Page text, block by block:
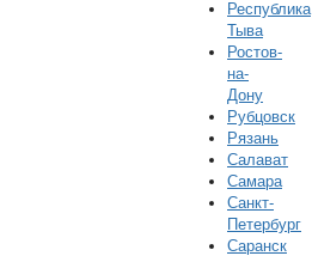
Республика
Тыва
Ростов-
на-
Дону
Рубцовск
Рязань
Салават
Самара
Санкт-
Петербург
Саранск